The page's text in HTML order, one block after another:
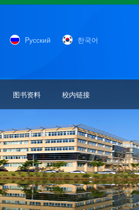
Pусский 한국어
图书资料 校内链接